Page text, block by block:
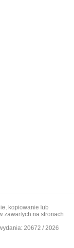
kopiowanie lub
zawartych na stronach
20672 / 2026